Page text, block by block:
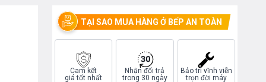
TẠI SAO MUA HÀNG Ở BẾP AN TOÀN
Cam kết
giá tốt nhất
Nhận đổi trả
trong 30 ngày
Bảo trì vĩnh viễn
trọn đời máy